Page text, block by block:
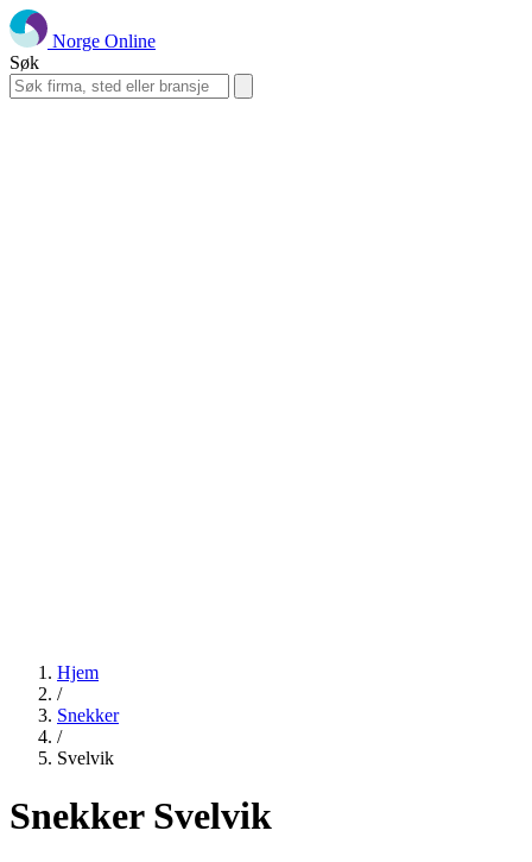
Norge Online
Søk
Hjem
/
Snekker
/
Svelvik
Snekker Svelvik